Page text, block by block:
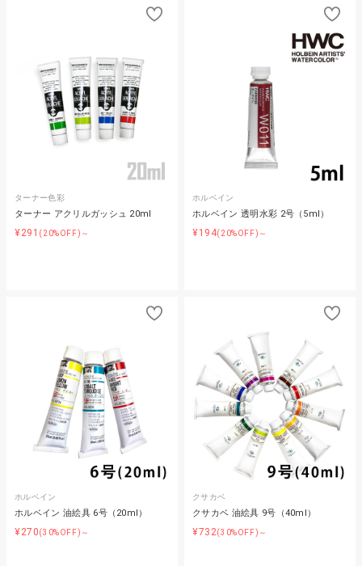
ターナー色彩
ターナー アクリルガッシュ 20ml
¥291 (20%OFF)～
ホルベイン
ホルベイン 透明水彩 2号（5ml）
¥194(20%OFF)～
ホルベイン
ホルベイン 油絵具 6号（20ml）
¥270(30%OFF)～
クサカベ
クサカベ 油絵具 9号（40ml）
¥732(30%OFF)～